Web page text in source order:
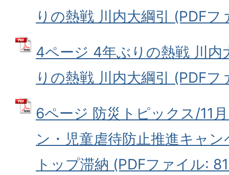
りの熱戦 川内大綱引 (PDF
4ページ 4年ぶりの熱戦 川内
りの熱戦 川内大綱引 (PDF
6ページ 防災トピックス/11
ン・児童虐待防止推進キャ
トップ滞納 (PDFファイル: